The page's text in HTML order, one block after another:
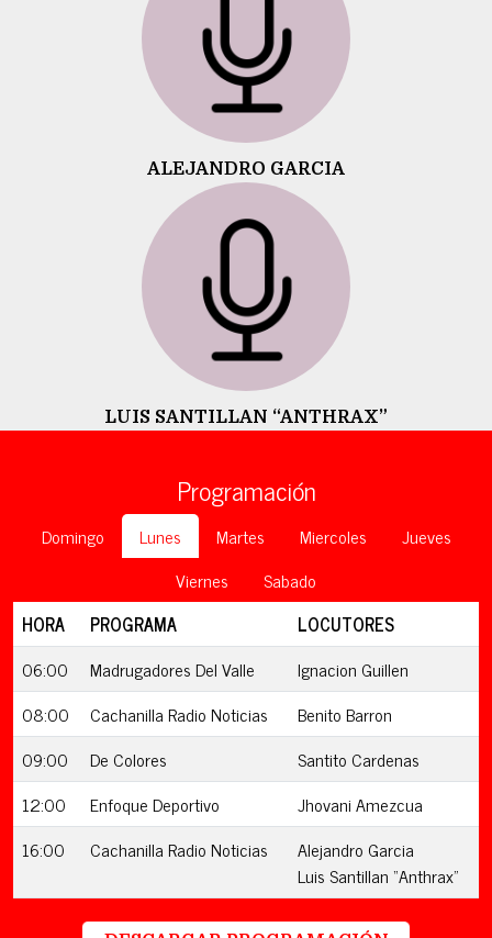
ALEJANDRO GARCIA
LUIS SANTILLAN “ANTHRAX”
Programación
Domingo Lunes Martes Miercoles
Jueves
Viernes
Sabado
HORA
PROGRAMA
LOCUTORES
06:00
Madrugadores Del Valle
Ignacion Guillen
08:00
Cachanilla Radio Noticias
Benito Barron
09:00
De Colores
Santito Cardenas
12:00
Enfoque Deportivo
Jhovani Amezcua
16:00
Cachanilla Radio Noticias
Alejandro Garcia
Luis Santillan “Anthrax”